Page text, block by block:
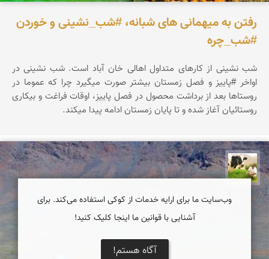
رفتن به میهمانی های شبانه، #شب_نشینی و خوردن
#شب_چره
شب نشینی از کارهای متداول اهالی خان آباد است. شب­ نشینی در
اواخر #پاییز و فصل زمستان بیشتر صورت می­گیرد چرا که عموما در
روستاها بعد از برداشت محصول در فصل پاییز، اوقات فراغت و بیکاری
روستائیان آغاز شده و تا پایان زمستان ادامه پیدا می­کند.
تقی قاسمی
وب‌سایت ما برای ارایه خدمات از کوکی استفاده می‌کند. برای
آشنایی با قوانین ما اینجا کلیک کنید!
آگاه هستم!